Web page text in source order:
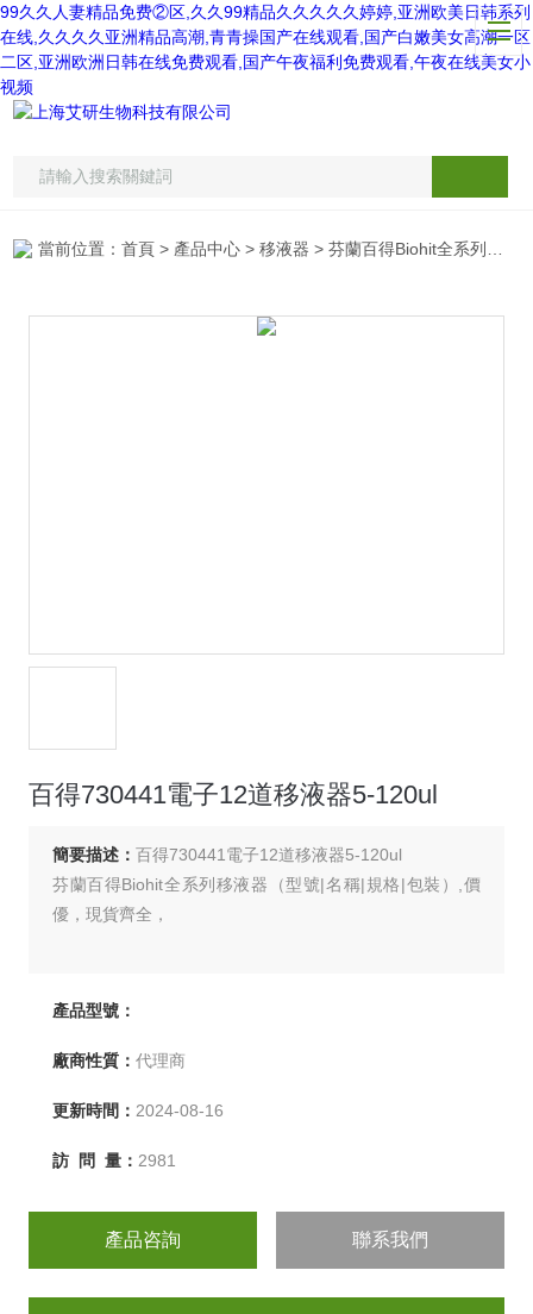
99久久人妻精品免费②区,久久99精品久久久久久婷婷,亚洲欧美日韩系列
在线,久久久久亚洲精品高潮,青青操国产在线观看,国产白嫩美女高潮一区
二区,亚洲欧洲日韩在线免费观看,国产午夜福利免费观看,午夜在线美女小
视频
當前位置：首頁 > 產品中心 >移液器 >芬蘭百得Biohit全系列移液器
百得730441電子12道移液器5-120ul
簡要描述： 百得730441電子12道移液器5-120ul
芬蘭百得Biohit全系列移液器（型號|名稱|規格|包裝）,價
優，現貨齊全，
產品型號：
廠商性質： 代理商
更新時間： 2024-08-16
訪 問 量： 2981
產品咨詢 聯系我們